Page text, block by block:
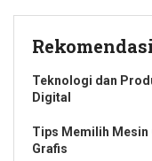
Teknologi dan
Digital
Tips Memilih Mesin
Grafis